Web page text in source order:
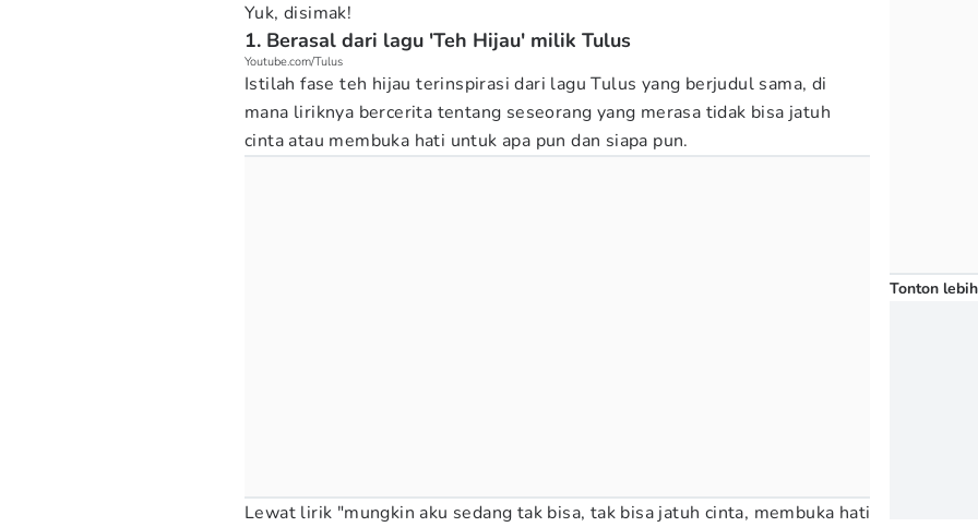
Yuk, disimak!
1. Berasal dari lagu 'Teh Hijau' milik Tulus
Youtube.com/Tulus
Istilah fase teh hijau terinspirasi dari lagu Tulus yang berjudul sama, di
mana liriknya bercerita tentang seseorang yang merasa tidak bisa jatuh
cinta atau membuka hati untuk apa pun dan siapa pun.
Lewat lirik "mungkin aku sedang tak bisa, tak bisa jatuh cinta, membuka hati
Tonton